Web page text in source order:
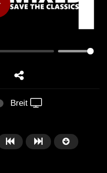
PLAY
Breit